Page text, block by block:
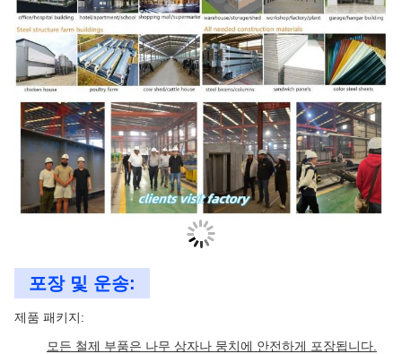
포장 및 운송:
제품 패키지:
모든 철제 부품은 나무 상자나 뭉치에 안전하게 포장됩니다.